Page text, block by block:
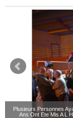
Plusieurs Personnes
Ans Ont Ete Mis A L